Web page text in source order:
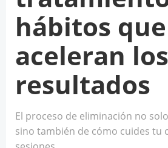
hábitos que
aceleran los
resultados
El proceso de eliminación no
sino también de cómo cuides tu